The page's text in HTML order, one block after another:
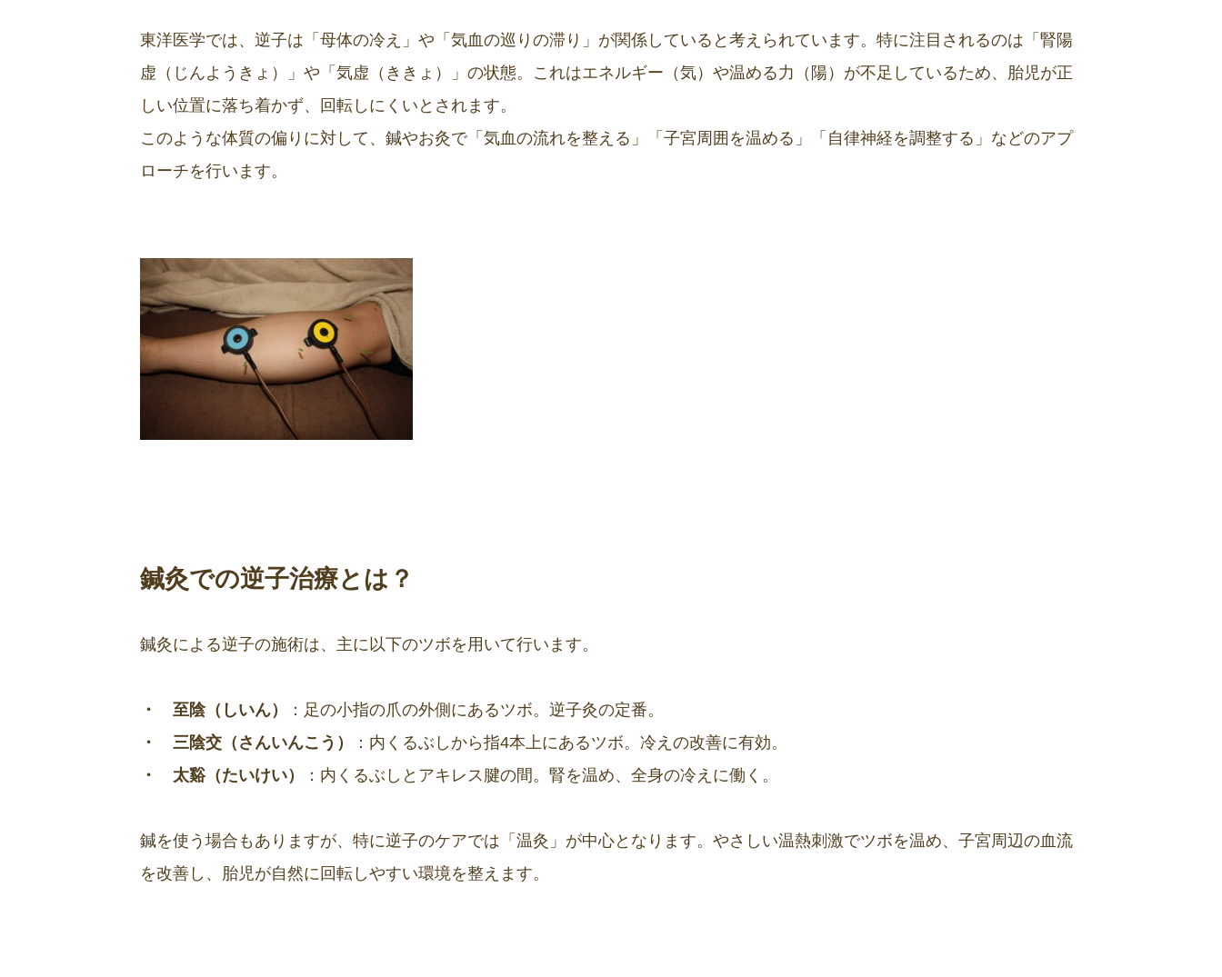
東洋医学では、逆子は「母体の冷え」や「気血の巡りの滞り」が関係していると考えられています。特に注目されるのは「腎陽
虚（じんようきょ）」や「気虚（ききょ）」の状態。これはエネルギー（気）や温める力（陽）が不足しているため、胎児が正
しい位置に落ち着かず、回転しにくいとされます。
このような体質の偏りに対して、鍼やお灸で「気血の流れを整える」「子宮周囲を温める」「自律神経を調整する」などのアプ
ローチを行います。
鍼灸での逆子治療とは？
鍼灸による逆子の施術は、主に以下のツボを用いて行います。
・ 至陰（しいん）
：足の小指の爪の外側にあるツボ。逆子灸の定番。
・ 三陰交（さんいんこう）
：内くるぶしから指4本上にあるツボ。冷えの改善に有効。
・ 太谿（たいけい）
：内くるぶしとアキレス腱の間。腎を温め、全身の冷えに働く。
鍼を使う場合もありますが、特に逆子のケアでは「温灸」が中心となります。やさしい温熱刺激でツボを温め、子宮周辺の血流
を改善し、胎児が自然に回転しやすい環境を整えます。